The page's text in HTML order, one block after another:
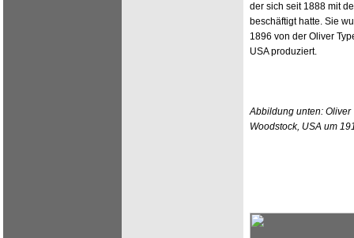
der sich seit 1888 mit
beschäftigt hatte. Sie
1896 von der Oliver
USA produziert.
Abbildung unten: Oliver
Woodstock, USA um